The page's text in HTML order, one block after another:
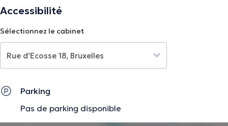
Saint-Gilles pour toutes consultations en dermatologie
classique et anogénitale.
Pour prendre rendez-vous avec Dr Camus à son cabinet
privé à Saint-Gilles, vous pouvez appeler le 02 474 02 71
entre 9h30 et 17h.
La description a été éditée par l'équipe de Doctoranytime et se base sur des
Accessibilité
Sélectionnez le cabinet
Parking
Pas de parking disponible